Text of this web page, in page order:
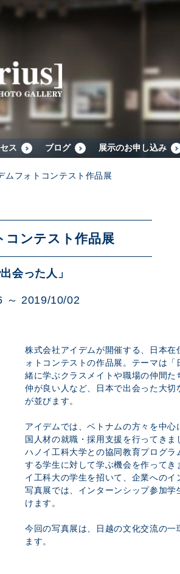
ス ブログ 展示のお申し込み
ムフォトコンテスト作品展
コンテスト作品展
会った人」
～ 2019/10/02
株式会社アイデムが開催する、日本
ォトコンテストの作品展。テーマは
緒に学ぶクラスメイトや職場の仲間た
仲が良い人など、日本で出会った大
が並びます。
アイデムでは、ベトナムの方々を中
国人材の就職・採用支援を行ってきま
ハノイ工科大学との協同教育プログ
する学生に対して学ぶ機会を作って
イ工科大の学生を招いて、企業への
写真展では、インターンシップ参加
けます。
今回の写真展は、日越の文化交流の一
ます。